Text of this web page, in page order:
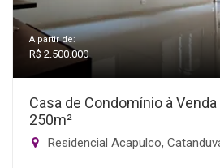
A partir de:
R$ 2.500.000
Casa de Condomínio à
250m²
Residencial Acapulco,